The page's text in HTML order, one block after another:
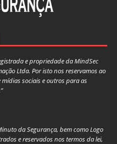
e propriedade da MindSec
Ltda. Por isto nos reservamos ao
sociais e outros para as
da Segurança, bem como Logo
e reservados nos termos da lei,